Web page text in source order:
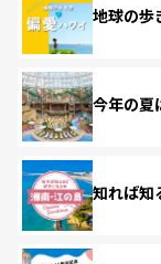
地球の
今年の夏
知れば知